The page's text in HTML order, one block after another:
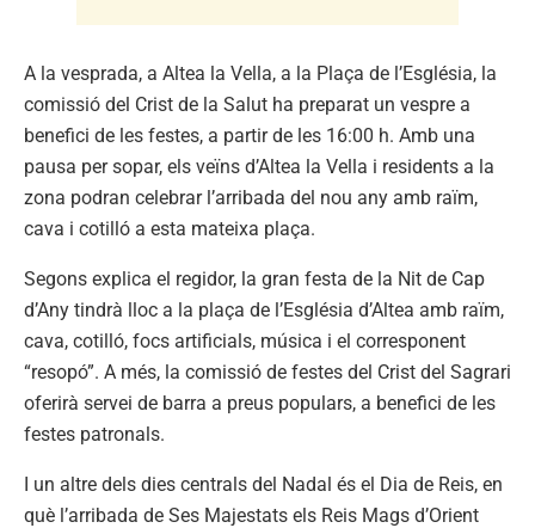
A la vesprada, a Altea la Vella, a la Plaça de l’Església, la
comissió del Crist de la Salut ha preparat un vespre a
benefici de les festes, a partir de les 16:00 h. Amb una
pausa per sopar, els veïns d’Altea la Vella i residents a la
zona podran celebrar l’arribada del nou any amb raïm,
cava i cotilló a esta mateixa plaça.
Segons explica el regidor, la gran festa de la Nit de Cap
d’Any tindrà lloc a la plaça de l’Església d’Altea amb raïm,
cava, cotilló, focs artificials, música i el corresponent
“resopó”. A més, la comissió de festes del Crist del Sagrari
oferirà servei de barra a preus populars, a benefici de les
festes patronals.
I un altre dels dies centrals del Nadal és el Dia de Reis, en
què l’arribada de Ses Majestats els Reis Mags d’Orient